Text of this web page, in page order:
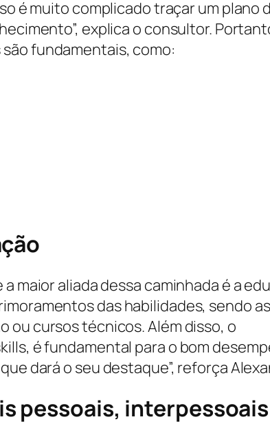
é muito complicado traçar um plano
explica o consultor.
fundamentais, como:
maior aliada dessa caminhada é a
das habilidades, sendo
ou cursos técnicos. Além disso, o
é fundamental para o bom
dará o seu destaque”, reforça
pessoais,